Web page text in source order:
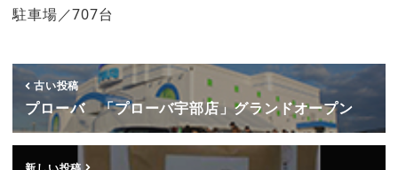
駐車場／707台
古い投稿
プローバ 「プローバ宇部店」グランドオープン